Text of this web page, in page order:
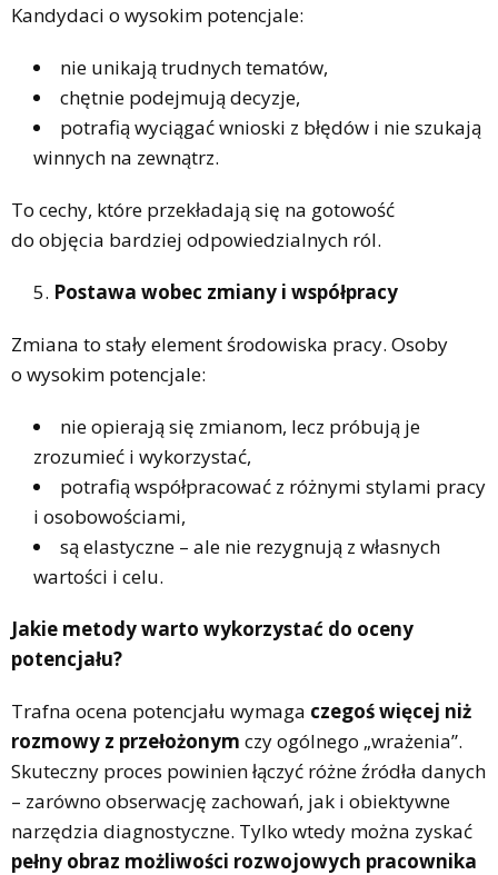
Kandydaci o wysokim potencjale:
nie unikają trudnych tematów,
chętnie podejmują decyzje,
potrafią wyciągać wnioski z błędów i nie szukają
winnych na zewnątrz.
To cechy, które przekładają się na gotowość
do objęcia bardziej odpowiedzialnych ról.
Postawa wobec zmiany i współpracy
Zmiana to stały element środowiska pracy. Osoby
o wysokim potencjale:
nie opierają się zmianom, lecz próbują je
zrozumieć i wykorzystać,
potrafią współpracować z różnymi stylami pracy
i osobowościami,
są elastyczne – ale nie rezygnują z własnych
wartości i celu.
Jakie metody warto wykorzystać do oceny
potencjału?
Trafna ocena potencjału wymaga czegoś więcej niż
rozmowy z przełożonym czy ogólnego „wrażenia”.
Skuteczny proces powinien łączyć różne źródła danych
– zarówno obserwację zachowań, jak i obiektywne
narzędzia diagnostyczne. Tylko wtedy można zyskać
pełny obraz możliwości rozwojowych pracownika